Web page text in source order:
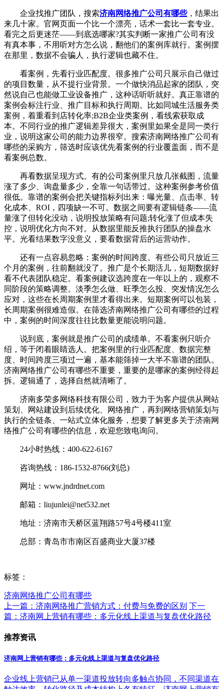
企业找推广团队，搜索济南网络推广公司有哪些，结果出
来几十家。官网页面一个比一个漂亮，话术一套比一套专业。
看完之后更迷茫——到底选哪家?其实判断一家推广公司有没
有真本事，不用听对方怎么说，翻他们的案例库就行。案例摆
在那里，数据不会骗人，执行逻辑也藏不住。
看案例，先看行业匹配度。很多推广公司只展示自己做过
的项目数量，从不提行业背景。一个做快消品起家的团队，突
然说自己也能做工业设备推广，这种话听听就好。真正靠谱的
案例会标注行业、推广目标和执行周期。比如同城生活服务类
案例，着重看到店转化率;B2B企业类案例，看线索获取成
本。不同行业的推广逻辑差异很大，案例里如果全是同一类行
业，说明这家公司的能力边界很窄。搜索济南网络推广公司有
哪些的采购方，筛选时应该优先看案例的行业覆盖面，而不是
看案例总数。
再看数据呈现方式。有的公司案例里只放几张截图，流量
涨了多少、询盘量多少，全靠一句话带过。这种案例参考价值
很低。靠谱的案例会把关键指标列出来：曝光量、点击率、转
化成本、ROI，四项缺一不可。数据之间要有逻辑链条——流
量涨了但转化没动，说明投放策略有问题;转化涨了但成本失
控，说明优化方向不对。从数据里能反推执行团队的操盘水
平。光看结果数字没意义，要看数据背后的运营动作。
还有一点容易忽略：案例的时间跨度。有些公司只放近三
个月的案例，往前翻就没了。推广是个长期活儿，短期数据好
看不代表团队稳定。看案例建议选跨度在一年以上的，观察不
同阶段的策略调整。淡季怎么做、旺季怎么投、突发情况怎么
应对，这些在长周期案例里才看得出来。短期案例可以包装，
长周期案例很难造假。在筛选济南网络推广公司有哪些的过程
中，案例的时间深度往往比数量更能说明问题。
说到底，案例就是推广公司的成绩单。不看案例只听介
绍，等于闭着眼睛选人。把案例里的行业匹配度、数据完整
度、时间跨度三项过一遍，基本能筛掉一大半不靠谱的团队。
济南网络推广公司有哪些不重要，重要的是哪家的案例经得起
拆。逻辑通了，选择自然就清晰了。
济南多荣多网络科技有限公司，致力于为客户提供从网站
策划、网站建设到后续优化、网络推广，再到网络营销策划与
执行的全链条、一站式立体化服务，想要了解更多关于济南网
络推广公司有哪些的信息，欢迎您致电询问。
24小时热线：400-622-6167
咨询热线：186-1532-8766(刘总)
网址：www.jndrdnet.com
邮箱：liujunlei@net532.net
地址：济南市天桥区蓝翔路57号4号楼411室
总部：青岛市市南区百盛商业大厦37楼
标签：
济南网络推广公司有哪些
上一篇：济南网络推广营销方式：付费与免费的区别 下一
篇：济南网上营销有哪些：多元化线上渠道与复盘优化路径
推荐资讯
济南网上营销有哪些：多元化线上渠道与复盘优化路径
企业线上营销已从单一渠道投放转向多触点协同，不同渠道在